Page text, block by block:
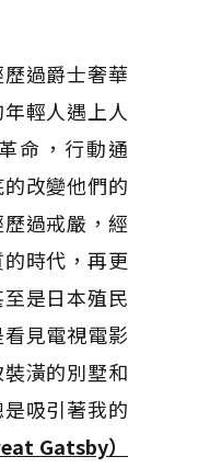
過爵士奢華
輕人遇上人
命，行動通
改變他們的
過戒嚴，經
時代，再更
是日本殖民
見電視電影
潢的別墅和
吸引著我的
Gatsby）